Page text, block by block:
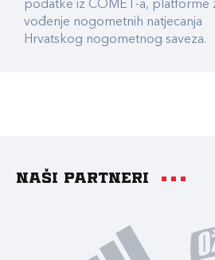
podatke iz COMET-a, platforme
vođenje nogometnih natjecanja
Hrvatskog nogometnog saveza.
Naši partneri